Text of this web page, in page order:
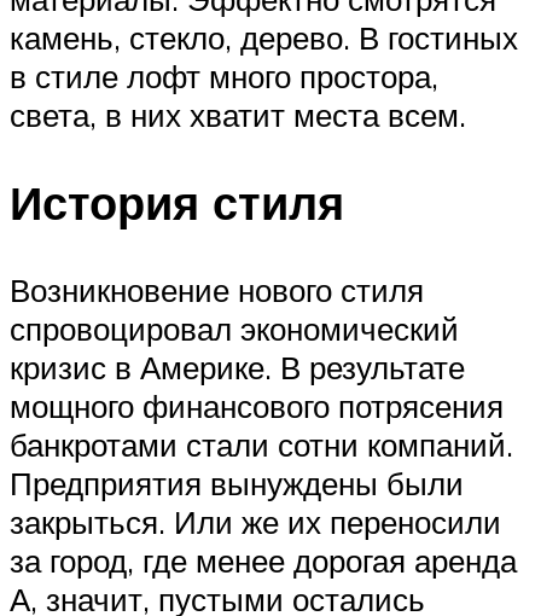
камень, стекло, дерево. В гостиных
в стиле лофт много простора,
света, в них хватит места всем.
История стиля
Возникновение нового стиля
спровоцировал экономический
кризис в Америке. В результате
мощного финансового потрясения
банкротами стали сотни компаний.
Предприятия вынуждены были
закрыться. Или же их переносили
за город, где менее дорогая аренда
А, значит, пустыми остались